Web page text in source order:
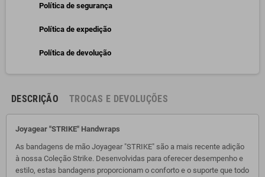
Política de segurança
Política de expedição
Política de devolução
DESCRIÇÃO TROCAS E DEVOLUÇÕES
Joyagear "STRIKE" Handwraps
As bandagens de mão Joyagear "STRIKE" são a mais recente adição
à nossa Coleção Strike. Desenvolvidas para oferecer desempenho e
estilo, estas bandagens proporcionam o conforto e o suporte que todo